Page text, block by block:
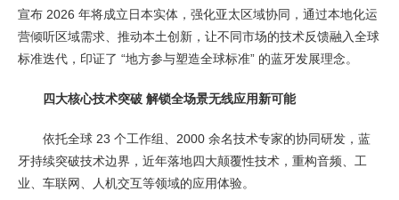
宣布 2026 年将成立日本实体，强化亚太区域协同，通过本地化运
营倾听区域需求、推动本土创新，让不同市场的技术反馈融入全球
标准迭代，印证了 “地方参与塑造全球标准” 的蓝牙发展理念。
四大核心技术突破 解锁全场景无线应用新可能
依托全球 23 个工作组、2000 余名技术专家的协同研发，蓝
牙持续突破技术边界，近年落地四大颠覆性技术，重构音频、工
业、车联网、人机交互等领域的应用体验。